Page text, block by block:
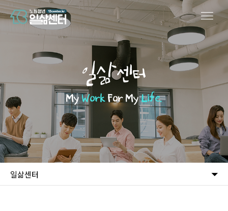
일삶센터
MyWorkFor MyLife.
일삶센터